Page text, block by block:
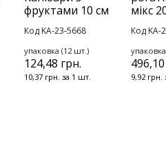
фруктами 10 см
Код KA-23-5668
упаковка (12 шт.)
124,48 грн.
10,37 грн. за 1 шт.
мікс
Код KA-
9,92 грн.